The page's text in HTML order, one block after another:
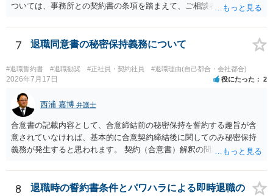
ついては、事務所との契約書の条項を踏まえて、ご相談者様個人で交
ますと、本人での交渉は難儀する可能性があるかと考えられます。 解
決につながるかというところですが、例えば、民事調停で話合いを行
い、調停委員を通じて相手方を説得してもらうという方法も考えられ
ます。
7 退職同意書の秘密保持義務について
#退職誓約書 #退職勧奨 #正社員・契約社員 #退職理由(自己都合・会社都合)
2026年7月17日 役にたった 2
西浦 嘉博 弁護士
合意書の記載内容として、合意締結前の秘密保持を誓約する趣旨が含
意されていなければ、基本的に合意契約締結後に関してのみ秘密保持
義務が発生すると思われます。 契約（合意書）解釈の問題ですので、
場合、最寄りの法律事務所で相談されることを検討ください。
8
退職時の誓約書条件とパワハラによる即時退職の